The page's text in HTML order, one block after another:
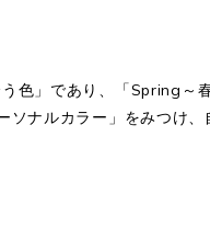
色」であり、「Spring
ナルカラー」をみつけ